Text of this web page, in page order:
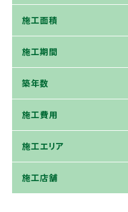
施工面積
施工期間
築年数
施工費用
施工エリア
施工店舗